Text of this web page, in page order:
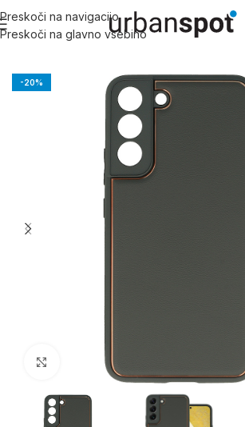
Preskoči na navigacijo
Preskoči na glavno vsebino
Domov/Samsung/Samsung S serija Galaxy S21+
-20%
Kliknite za povečavo